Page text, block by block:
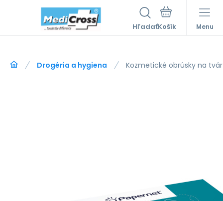
Hľadať Menu
Drogéria a hygiena Kozmetické obrúsky na